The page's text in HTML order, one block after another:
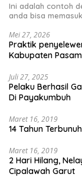
Ini adalah contoh
anda bisa
Mei 27, 2026
Praktik
Kabupaten
Juli 27, 2025
Pelaku Berhasil
Di Payakumbuh
Maret 16, 2019
14 Tahun
Maret 16, 2019
2 Hari Hilang,
Cipalawah Garut